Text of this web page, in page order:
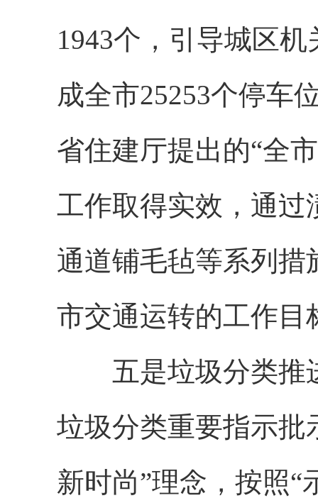
1943个，引导城区
成全市25253个停车
省住建厅提出的“全
工作取得实效，通过
通道铺毛毡等系列
市交通运转的工作目
五是垃圾分类推
垃圾分类重要指示批
新时尚”理念，按照